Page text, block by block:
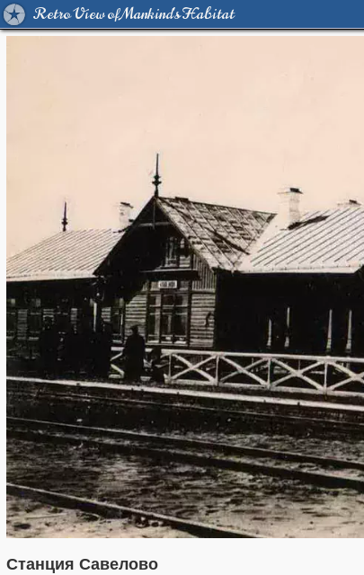
Retro View of Mankind's Habitat
Станция Савелово
1,407,361
22,593 5441,650